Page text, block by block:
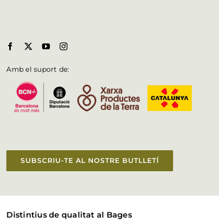
Amb el suport de:
SUBSCRIU-TE AL NOSTRE BUTLLETÍ
Distintius de qualitat al Bages